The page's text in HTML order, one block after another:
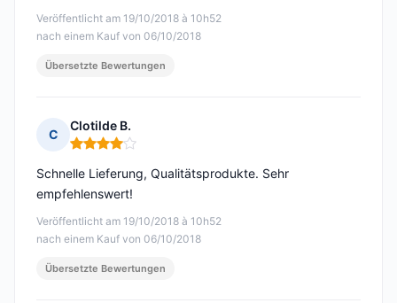
Veröffentlicht am 19/10/2018 à 10h52
nach einem Kauf von 06/10/2018
Übersetzte Bewertungen
C
Clotilde B.
Hinweis: 4 von 5
Veröffentlicht am 19/10/2018 à 10h52
nach einem Kauf von 06/10/2018
Schnelle Lieferung, Qualitätsprodukte. Sehr
empfehlenswert!
Übersetzte Bewertungen